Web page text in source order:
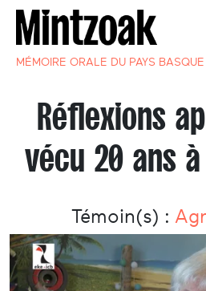
MÉMOIRE ORALE DU PAYS
Réflexions
vécu 20 ans
Témoin(s) :